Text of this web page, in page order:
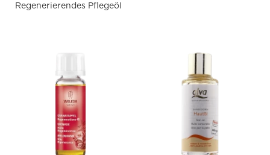
Regenerierendes Pflegeöl